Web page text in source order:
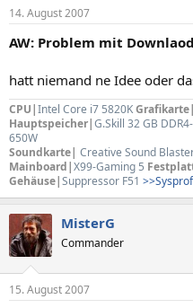
14. August 2007
AW: Problem mit
hatt niemand ne Idee oder
CPU|Intel Core i7 5820KGrafikarte|
Hauptspeicher|G.Skill 32 GB
650W
Soundkarte| Creative Sound
Mainboard|X99-Gaming 5
Gehäuse|Suppressor F51
MisterG
Commander
15. August 2007